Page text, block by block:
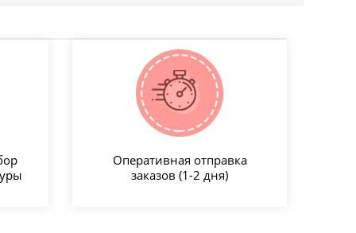
Оперативная отправка
заказов (1-2 дня)